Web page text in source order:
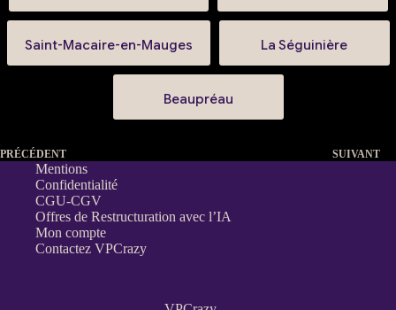
Saint-Macaire-en-Mauges La Séguinière
Beaupréau
PRÉCÉDENT SUIVANT
Mentions
Confidentialité
CGU-CGV
Offres de Restructuration avec l’IA
Mon compte
Contactez VPCrazy